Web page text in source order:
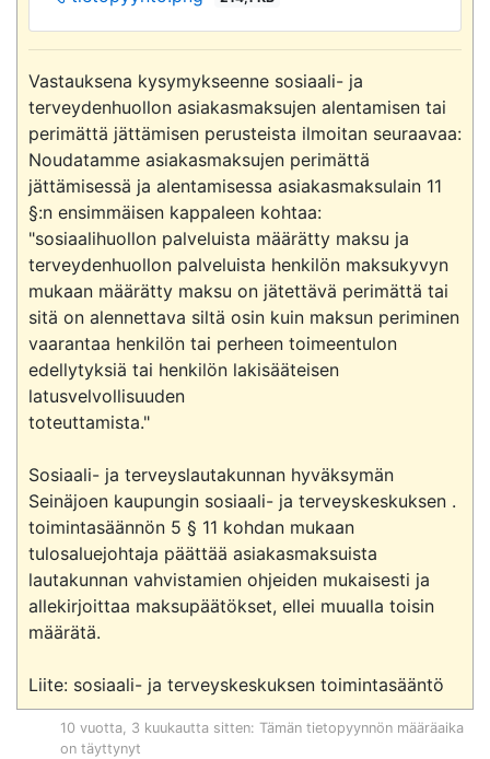
Vastauksena kysymykseenne sosiaali- ja
terveydenhuollon asiakasmaksujen alentamisen tai
perimättä jättämisen perusteista ilmoitan seuraavaa:
Noudatamme asiakasmaksujen perimättä
jättämisessä ja alentamisessa asiakasmaksulain 11
§:n ensimmäisen kappaleen kohtaa:
"sosiaalihuollon palveluista määrätty maksu ja
terveydenhuollon palveluista henkilön maksukyvyn
mukaan määrätty maksu on jätettävä perimättä tai
sitä on alennettava siltä osin kuin maksun periminen
vaarantaa henkilön tai perheen toimeentulon
edellytyksiä tai henkilön lakisääteisen
latusvelvollisuuden
toteuttamista."
Sosiaali- ja terveyslautakunnan hyväksymän
Seinäjoen kaupungin sosiaali- ja terveyskeskuksen .
toimintasäännön 5 § 11 kohdan mukaan
tulosaluejohtaja päättää asiakasmaksuista
lautakunnan vahvistamien ohjeiden mukaisesti ja
allekirjoittaa maksupäätökset, ellei muualla toisin
määrätä.
Liite: sosiaali- ja terveyskeskuksen toimintasääntö
10 vuotta, 3 kuukautta sitten: Tämän tietopyynnön määräaika
on täyttynyt